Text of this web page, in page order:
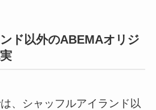
ド以外のABEMAオリジ
、シャッフルアイランド以